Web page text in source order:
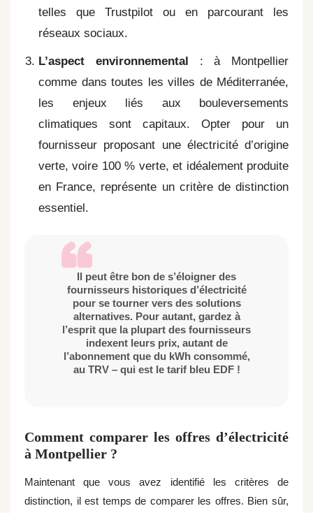
telles que Trustpilot ou en parcourant les
réseaux sociaux.
L’aspect environnemental
: à Montpellier
comme dans toutes les villes de Méditerranée,
les enjeux liés aux bouleversements
climatiques sont capitaux. Opter pour un
fournisseur proposant une électricité d’origine
verte, voire 100 % verte, et idéalement produite
en France, représente un critère de distinction
essentiel.
Il peut être bon de s’éloigner des
fournisseurs historiques d’électricité
pour se tourner vers des solutions
alternatives. Pour autant, gardez à
l’esprit que la plupart des fournisseurs
indexent leurs prix, autant de
l’abonnement que du kWh consommé,
au TRV – qui est le tarif bleu EDF !
Comment comparer les offres d’électricité
à Montpellier ?
Maintenant que vous avez identifié les critères de
distinction, il est temps de comparer les offres. Bien sûr,